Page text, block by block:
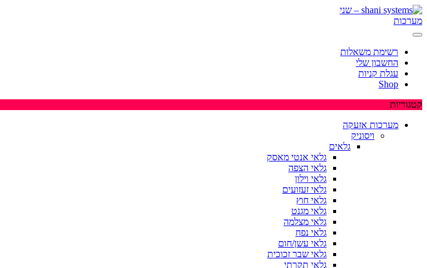
Skip
to
content
רשימת משאלות
החשבון שלי
עגלת קניות
Shop
קטגוריות
מערכות אזעקה
ויסוניק
גלאים
גלאי אנטי מאסק
גלאי הצפה
גלאי וילון
גלאי זעזועים
גלאי חוץ
גלאי מגנט
גלאי מצלמה
גלאי נפח
גלאי עשן/חום
גלאי שבר זכוכית
גלאי תקרתי